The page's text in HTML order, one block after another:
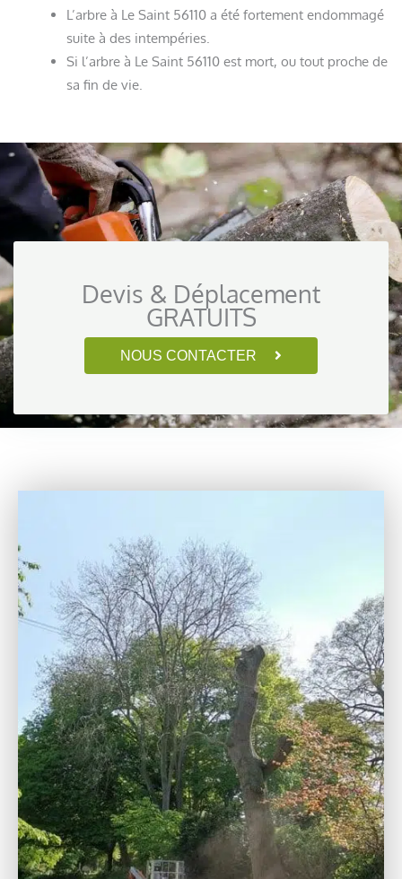
L’arbre à Le Saint 56110 a été fortement endommagé
suite à des intempéries.
Si l’arbre à Le Saint 56110 est mort, ou tout proche de
sa fin de vie.
Devis & Déplacement
GRATUITS
NOUS CONTACTER